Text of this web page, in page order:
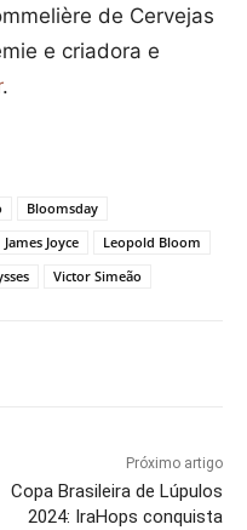
de Cervejas
e criadora e
.
Bloomsday
James Joyce
Leopold Bloom
Victor Simeão
Próximo artigo
Copa Brasileira de Lúpulos
2024: IraHops conquista